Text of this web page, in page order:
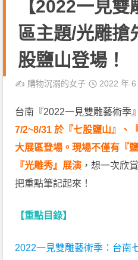
【2022一見
區主題/光雕搶
股鹽山登場！
✍️ 購物沉溺的女子 2022 年 6
台南『2022一見雙雕藝術季
7/2~8/31 於『七股鹽山』、
大展區登場。現場不僅有『
『光雕秀』展演 ，想一次欣
把重點筆記起來！
【重點目錄】
2022一見雙雕藝術季：台南